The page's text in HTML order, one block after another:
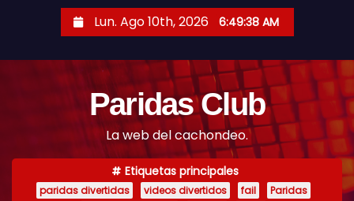
Lun. Ago 10th, 2026 6:49:39 AM
Paridas Club
La web del cachondeo.
Etiquetas principales
paridas divertidas videos divertidos fail
Paridas